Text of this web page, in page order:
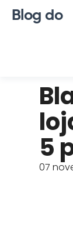
Blog do
5
07